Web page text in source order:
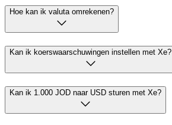
Hoe kan ik valuta omrekenen?
Kan ik koerswaarschuwingen instellen met Xe?
Kan ik 1.000 JOD naar USD sturen met Xe?